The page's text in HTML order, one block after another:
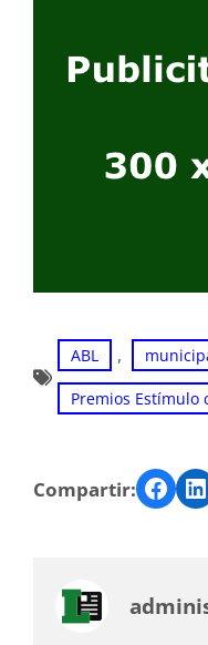
ABL ,
Premios Estímulo
Compartir: Facebook LinkedIn